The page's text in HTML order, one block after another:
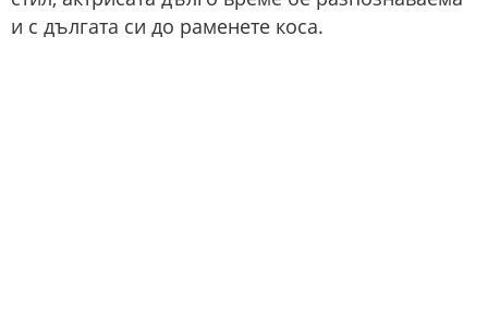
и с дългата си до раменете коса.